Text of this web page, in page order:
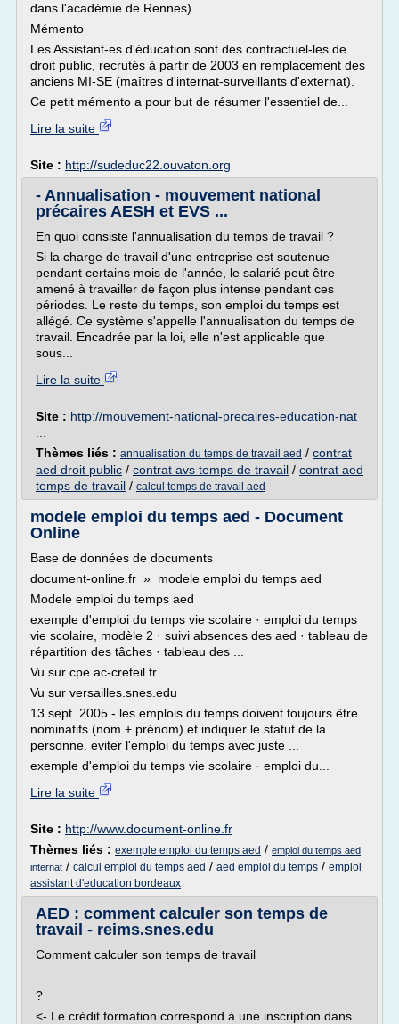
dans l'académie de Rennes)
Mémento
Les Assistant-es d'éducation sont des contractuel-les de
droit public, recrutés à partir de 2003 en remplacement des
anciens MI-SE (maîtres d'internat-surveillants d'externat).
Ce petit mémento a pour but de résumer l'essentiel de...
Lire la suite
Site : http://sudeduc22.ouvaton.org
- Annualisation - mouvement national
précaires AESH et EVS ...
En quoi consiste l'annualisation du temps de travail ?
Si la charge de travail d'une entreprise est soutenue
pendant certains mois de l'année, le salarié peut être
amené à travailler de façon plus intense pendant ces
périodes. Le reste du temps, son emploi du temps est
allégé. Ce système s'appelle l'annualisation du temps de
travail. Encadrée par la loi, elle n'est applicable que
sous...
Lire la suite
Site : http://mouvement-national-precaires-education-nat
Thèmes liés : annualisation du temps de travail aed / contrat
aed droit public / contrat avs temps de travail / contrat aed
temps de travail / calcul temps de travail aed
modele emploi du temps aed - Document
Online
Base de données de documents
document-online.fr » modele emploi du temps aed
Modele emploi du temps aed
exemple d'emploi du temps vie scolaire · emploi du temps
vie scolaire, modèle 2 · suivi absences des aed · tableau de
répartition des tâches · tableau des ...
Vu sur cpe.ac-creteil.fr
Vu sur versailles.snes.edu
13 sept. 2005 - les emplois du temps doivent toujours être
nominatifs (nom + prénom) et indiquer le statut de la
personne. eviter l'emploi du temps avec juste ...
exemple d'emploi du temps vie scolaire · emploi du...
Lire la suite
Site : http://www.document-online.fr
Thèmes liés : exemple emploi du temps aed / emploi du temps aed
internat / calcul emploi du temps aed / aed emploi du temps / emploi
assistant d'education bordeaux
AED : comment calculer son temps de
travail - reims.snes.edu
Comment calculer son temps de travail
?
<- Le crédit formation correspond à une inscription dans